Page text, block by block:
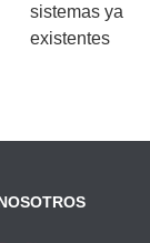
sistemas ya
existentes